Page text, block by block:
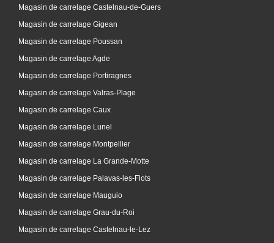
Magasin de carrelage Castelnau-de-Guers
Magasin de carrelage Gigean
Magasin de carrelage Poussan
Magasin de carrelage Agde
Magasin de carrelage Portiragnes
Magasin de carrelage Valras-Plage
Magasin de carrelage Caux
Magasin de carrelage Lunel
Magasin de carrelage Montpellier
Magasin de carrelage La Grande-Motte
Magasin de carrelage Palavas-les-Flots
Magasin de carrelage Mauguio
Magasin de carrelage Grau-du-Roi
Magasin de carrelage Castelnau-le-Lez